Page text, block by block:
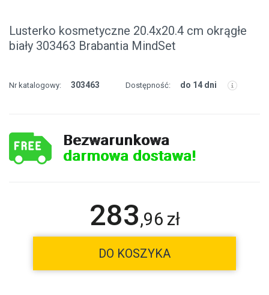
Lusterko kosmetyczne 20.4x20.4 cm okrągłe
biały 303463 Brabantia MindSet
Nr katalogowy: 303463 Dostępność: do 14 dni
Bezwarunkowa
darmowa dostawa!
283,96 zł
DO KOSZYKA